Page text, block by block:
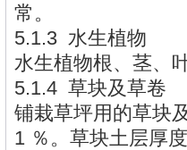
常。
5.1.3 水生植物
水生植物根、茎、
5.1.4 草块及草卷
铺栽草坪用的草块
1 ％。草块土层厚